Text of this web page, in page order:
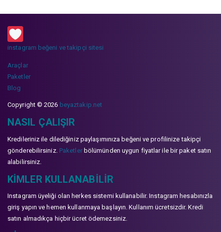
instagram beğeni ve takipçi sitesi
Araçlar
Paketler
Blog
Copyright © 2026 beyaztakip.net
NASIL ÇALIŞIR
Kredileriniz ile dilediğiniz paylaşımınıza beğeni ve profilinize takipçi
gönderebilirsiniz. Paketlerbölümünden uygun fiyatlar ile bir paket satın
alabilirsiniz.
KIMLER KULLANABILIR
Instagram üyeliği olan herkes sistemi kullanabilir. Instagram hesabınızla
giriş yapın ve hemen kullanmaya başlayın. Kullanım ücretsizdir. Kredi
satın almadıkça hiçbir ücret ödemezsiniz.